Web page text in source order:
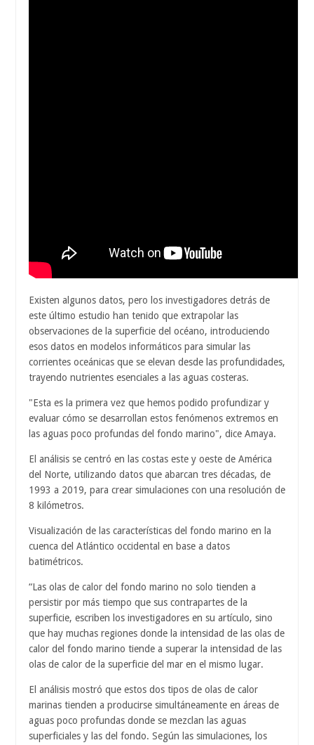
Existen algunos datos, pero los investigadores detrás de
este último estudio han tenido que extrapolar las
observaciones de la superficie del océano, introduciendo
esos datos en modelos informáticos para simular las
corrientes oceánicas que se elevan desde las profundidades,
trayendo nutrientes esenciales a las aguas costeras.
"Esta es la primera vez que hemos podido profundizar y
evaluar cómo se desarrollan estos fenómenos extremos en
las aguas poco profundas del fondo marino", dice Amaya.
El análisis se centró en las costas este y oeste de América
del Norte, utilizando datos que abarcan tres décadas, de
1993 a 2019, para crear simulaciones con una resolución de
8 kilómetros.
Visualización de las características del fondo marino en la
cuenca del Atlántico occidental en base a datos
batimétricos.
“Las olas de calor del fondo marino no solo tienden a
persistir por más tiempo que sus contrapartes de la
superficie, escriben los investigadores en su artículo, sino
que hay muchas regiones donde la intensidad de las olas de
calor del fondo marino tiende a superar la intensidad de las
olas de calor de la superficie del mar en el mismo lugar.
El análisis mostró que estos dos tipos de olas de calor
marinas tienden a producirse simultáneamente en áreas de
aguas poco profundas donde se mezclan las aguas
superficiales y las del fondo. Según las simulaciones, los